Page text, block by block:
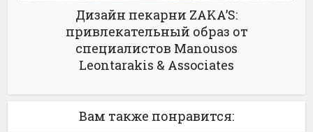
Дизайн пекарни ZAKA’S:
привлекательный образ от
специалистов Manousos
Leontarakis & Associates
Вам также понравится: